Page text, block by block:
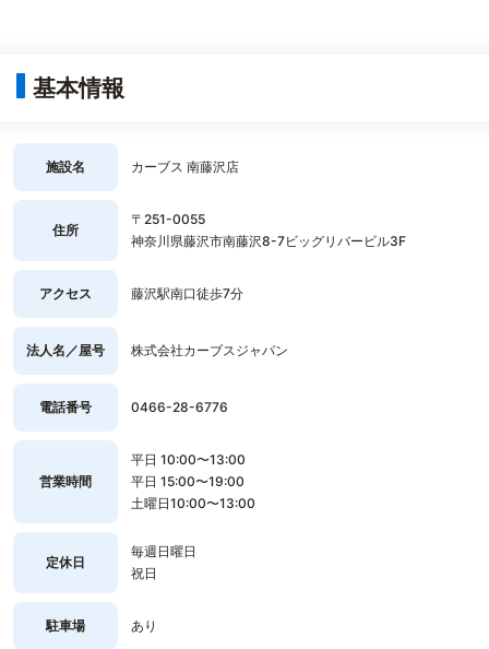
基本情報
施設名 カーブス 南藤沢店
住所
〒251-0055
神奈川県藤沢市南藤沢8-7ビッグリバービル3F
アクセス 藤沢駅南口徒歩7分
法人名／屋号 株式会社カーブスジャパン
電話番号 0466-28-6776
営業時間
平日 10:00〜13:00
平日 15:00〜19:00
土曜日10:00〜13:00
定休日
毎週日曜日
祝日
駐車場 あり